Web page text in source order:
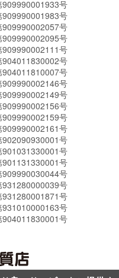
号
号
号
号
号
号
号
号
号
号
号
号
号
号
号
号
号
号
号
号